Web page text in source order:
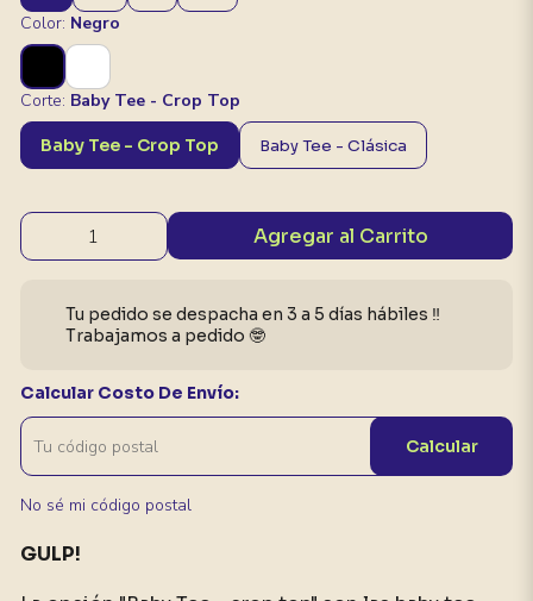
Color: Negro
Corte: Baby Tee - Crop Top
Baby Tee - Crop Top Baby Tee - Clásica
Agregar al Carrito
Tu pedido se despacha en 3 a 5 días hábiles ‼️
Trabajamos a pedido 🤓
Calcular Costo De Envío:
Calcular
No sé mi código postal
GULP!